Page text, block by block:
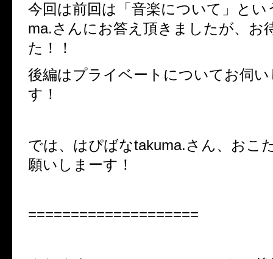
今回は前回は「音楽について」とい
ma.さんにお答え頂きましたが、お
た！！
後編はプライベートについてお伺
す！
では、はぴばなtakuma.さん、おこ
願いしまーす！
====================